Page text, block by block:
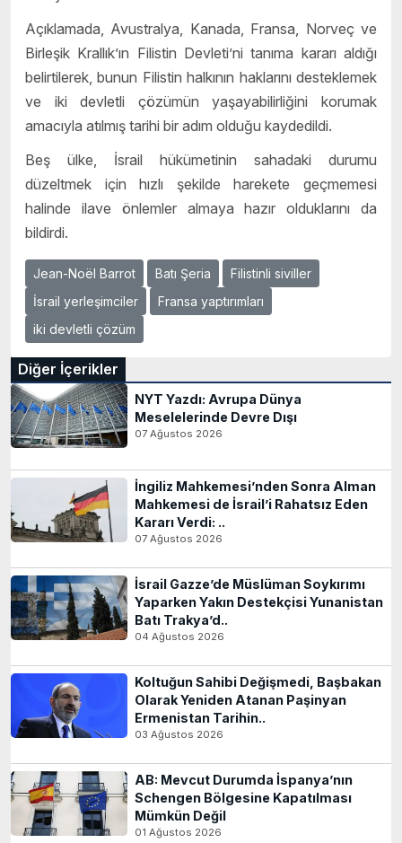
Açıklamada, Avustralya, Kanada, Fransa, Norveç ve
Birleşik Krallık’ın Filistin Devleti’ni tanıma kararı aldığı
belirtilerek, bunun Filistin halkının haklarını desteklemek
ve iki devletli çözümün yaşayabilirliğini korumak
amacıyla atılmış tarihi bir adım olduğu kaydedildi.
Beş ülke, İsrail hükümetinin sahadaki durumu
düzeltmek için hızlı şekilde harekete geçmemesi
halinde ilave önlemler almaya hazır olduklarını da
bildirdi.
Jean-Noël Barrot Batı Şeria
Filistinli siviller
İsrail yerleşimciler
Fransa yaptırımları
iki devletli çözüm
Diğer İçerikler
NYT Yazdı: Avrupa Dünya
Meselelerinde Devre Dışı
07 Ağustos 2026
İngiliz Mahkemesi’nden Sonra Alman
Mahkemesi de İsrail’i Rahatsız Eden
Kararı Verdi: ..
07 Ağustos 2026
İsrail Gazze’de Müslüman Soykırımı
Yaparken Yakın Destekçisi Yunanistan
Batı Trakya’d..
04 Ağustos 2026
Koltuğun Sahibi Değişmedi, Başbakan
Olarak Yeniden Atanan Paşinyan
Ermenistan Tarihin..
03 Ağustos 2026
AB: Mevcut Durumda İspanya’nın
Schengen Bölgesine Kapatılması
Mümkün Değil
01 Ağustos 2026